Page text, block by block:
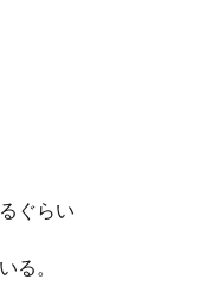
ぐらい
る。